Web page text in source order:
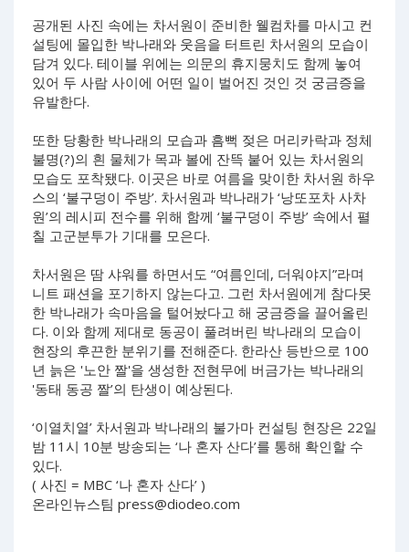
공개된 사진 속에는 차서원이 준비한 웰컴차를 마시고 컨
설팅에 몰입한 박나래와 웃음을 터트린 차서원의 모습이
담겨 있다. 테이블 위에는 의문의 휴지뭉치도 함께 놓여
있어 두 사람 사이에 어떤 일이 벌어진 것인 것 궁금증을
유발한다.
또한 당황한 박나래의 모습과 흠뻑 젖은 머리카락과 정체
불명(?)의 흰 물체가 목과 볼에 잔뜩 붙어 있는 차서원의
모습도 포착됐다. 이곳은 바로 여름을 맞이한 차서원 하우
스의 ‘불구덩이 주방’. 차서원과 박나래가 ‘낭또포차 사차
원’의 레시피 전수를 위해 함께 ‘불구덩이 주방’ 속에서 펼
칠 고군분투가 기대를 모은다.
차서원은 땀 샤워를 하면서도 “여름인데, 더워야지”라며
니트 패션을 포기하지 않는다고. 그런 차서원에게 참다못
한 박나래가 속마음을 털어놨다고 해 궁금증을 끌어올린
다. 이와 함께 제대로 동공이 풀려버린 박나래의 모습이
현장의 후끈한 분위기를 전해준다. 한라산 등반으로 100
년 늙은 '노안 짤'을 생성한 전현무에 버금가는 박나래의
'동태 동공 짤’의 탄생이 예상된다.
‘이열치열’ 차서원과 박나래의 불가마 컨설팅 현장은 22일
밤 11시 10분 방송되는 ‘나 혼자 산다’를 통해 확인할 수
있다.
( 사진 = MBC ‘나 혼자 산다’ )
온라인뉴스팀 press@diodeo.com